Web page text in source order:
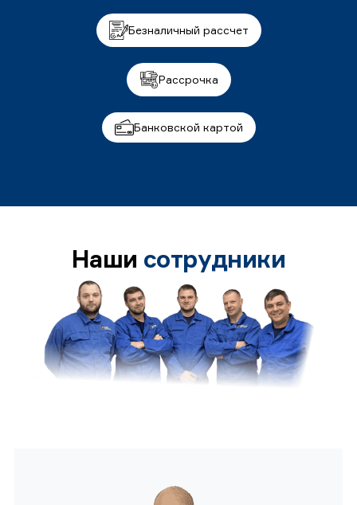
Безналичный рассчет
Рассрочка
Банковской картой
Наши сотрудники